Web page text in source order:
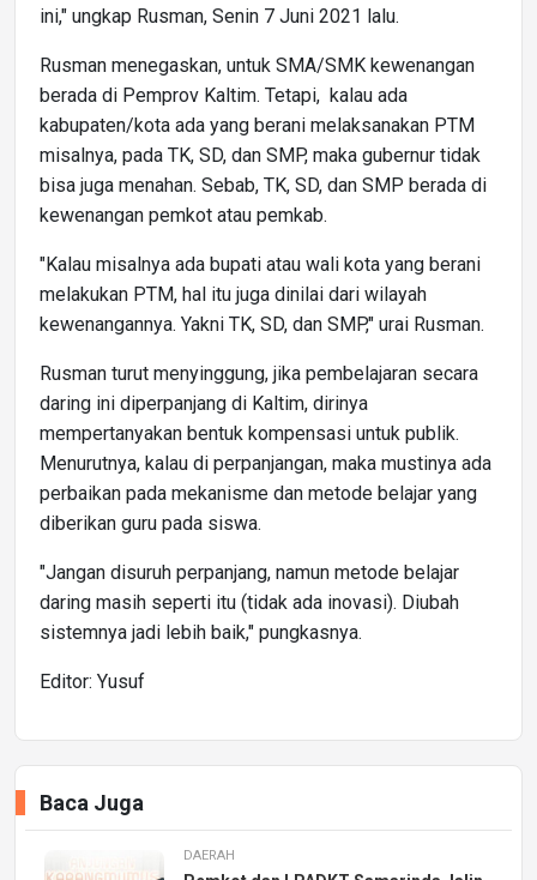
ini," ungkap Rusman, Senin 7 Juni 2021 lalu.
Rusman menegaskan, untuk SMA/SMK kewenangan
berada di Pemprov Kaltim. Tetapi, kalau ada
kabupaten/kota ada yang berani melaksanakan PTM
misalnya, pada TK, SD, dan SMP, maka gubernur tidak
bisa juga menahan. Sebab, TK, SD, dan SMP berada di
kewenangan pemkot atau pemkab.
"Kalau misalnya ada bupati atau wali kota yang berani
melakukan PTM, hal itu juga dinilai dari wilayah
kewenangannya. Yakni TK, SD, dan SMP," urai Rusman.
Rusman turut menyinggung, jika pembelajaran secara
daring ini diperpanjang di Kaltim, dirinya
mempertanyakan bentuk kompensasi untuk publik.
Menurutnya, kalau di perpanjangan, maka mustinya ada
perbaikan pada mekanisme dan metode belajar yang
diberikan guru pada siswa.
"Jangan disuruh perpanjang, namun metode belajar
daring masih seperti itu (tidak ada inovasi). Diubah
sistemnya jadi lebih baik," pungkasnya.
Editor: Yusuf
Baca Juga
DAERAH